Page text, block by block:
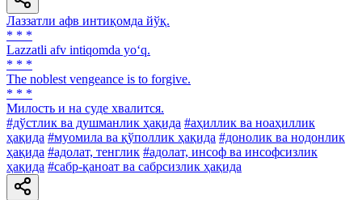
Лаззатли афв интиқомда йўқ.
* * *
Lazzatli afv intiqomda yo‘q.
* * *
The noblest vengeance is to forgive.
* * *
Милость и на суде хвалится.
#дўстлик ва душманлик ҳақида #аҳиллик ва ноаҳиллик
ҳақида #муомила ва қўполлик ҳақида #донолик ва нодонлик
ҳақида #адолат, тенглик #адолат, инсоф ва инсофсизлик
ҳақида #сабр-қаноат ва сабрсизлик ҳақида